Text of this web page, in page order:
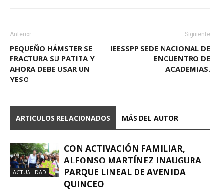
Anterior
PEQUEÑO HÁMSTER SE
FRACTURA SU PATITA Y
AHORA DEBE USAR UN
YESO
Siguiente
IEESSPP SEDE NACIONAL DE
ENCUENTRO DE
ACADEMIAS.
ARTICULOS RELACIONADOS MÁS DEL AUTOR
ACTUALIDAD
CON ACTIVACIÓN FAMILIAR,
ALFONSO MARTÍNEZ INAUGURA
PARQUE LINEAL DE AVENIDA
QUINCEO